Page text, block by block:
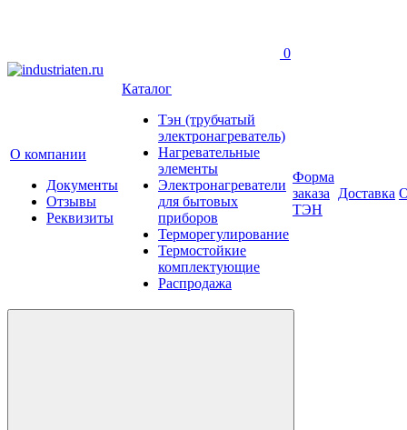
0
О компании
Документы
Отзывы
Реквизиты
Каталог
Тэн (трубчатый
электронагреватель)
Нагревательные
элементы
Электронагреватели
для бытовых
приборов
Терморегулирование
Термостойкие
комплектующие
Распродажа
Форма
заказа
ТЭН
Доставка